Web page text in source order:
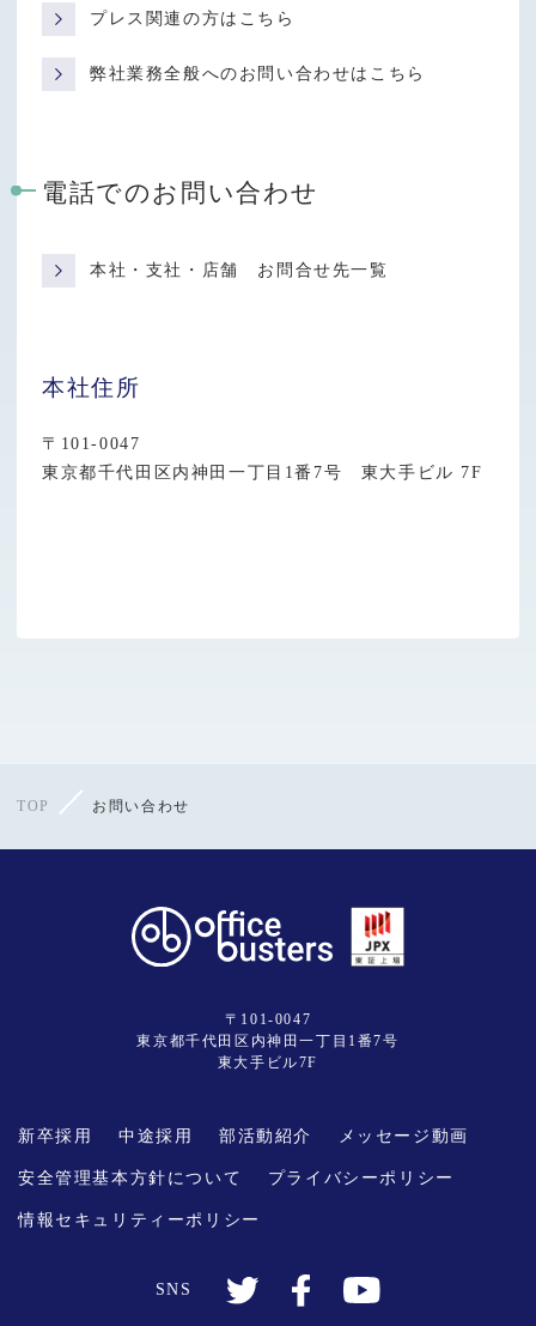
プレス関連の方はこちら
弊社業務全般へのお問い合わせはこちら
電話でのお問い合わせ
本社・支社・店舗 お問合せ先一覧
本社住所
〒101-0047
東京都千代田区内神田一丁目1番7号 東大手ビル 7F
TOP お問い合わせ
〒101-0047
東京都千代田区内神田一丁目1番7号
東大手ビル7F
新卒採用 中途採用 部活動紹介 メッセージ動画
安全管理基本方針について プライバシーポリシー
情報セキュリティーポリシー
SNS